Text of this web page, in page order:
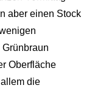
aber einen Stock
Oberfläche
die